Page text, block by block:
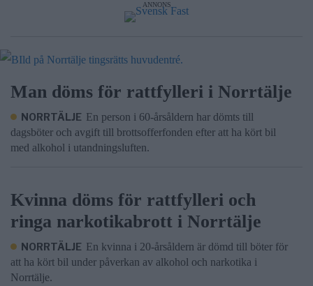
ANNONS
Man döms för rattfylleri i Norrtälje
NORRTÄLJE En person i 60-årsåldern har dömts till
dagsböter och avgift till brottsofferfonden efter att ha kört bil
med alkohol i utandningsluften.
Kvinna döms för rattfylleri och
ringa narkotikabrott i Norrtälje
NORRTÄLJE En kvinna i 20-årsåldern är dömd till böter för
att ha kört bil under påverkan av alkohol och narkotika i
Norrtälje.